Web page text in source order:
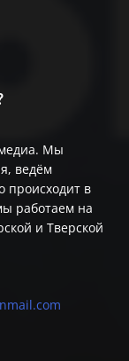
Мы
ведём
происходит в
работаем на
и Тверской